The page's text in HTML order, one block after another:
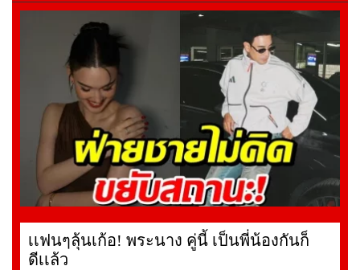
เเฟนๆลุ้นเก้อ! พระนาง คู่นี้ เป็นพี่น้องกันก็
ดีเเล้ว